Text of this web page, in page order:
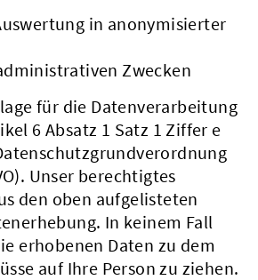
in anonymisierter
Zwecken
für die Datenverarbeitung
6 Absatz 1 Satz 1 Ziffer e
Unser berechtigtes
den oben aufgelisteten
In keinem Fall
erhobenen Daten zu dem
auf Ihre Person zu ziehen.